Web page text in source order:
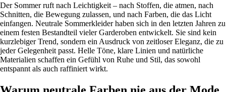
Der Sommer ruft nach Leichtigkeit – nach Stoffen, die atmen, nach
Schnitten, die Bewegung zulassen, und nach Farben, die das Licht
einfangen. Neutrale Sommerkleider haben sich in den letzten Jahren zu
einem festen Bestandteil vieler Garderoben entwickelt. Sie sind kein
kurzlebiger Trend, sondern ein Ausdruck von zeitloser Eleganz, die zu
jeder Gelegenheit passt. Helle Töne, klare Linien und natürliche
Materialien schaffen ein Gefühl von Ruhe und Stil, das sowohl
entspannt als auch raffiniert wirkt.